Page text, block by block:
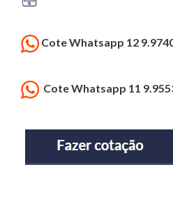
Cote Whatsapp 12
Cote Whatsapp 11